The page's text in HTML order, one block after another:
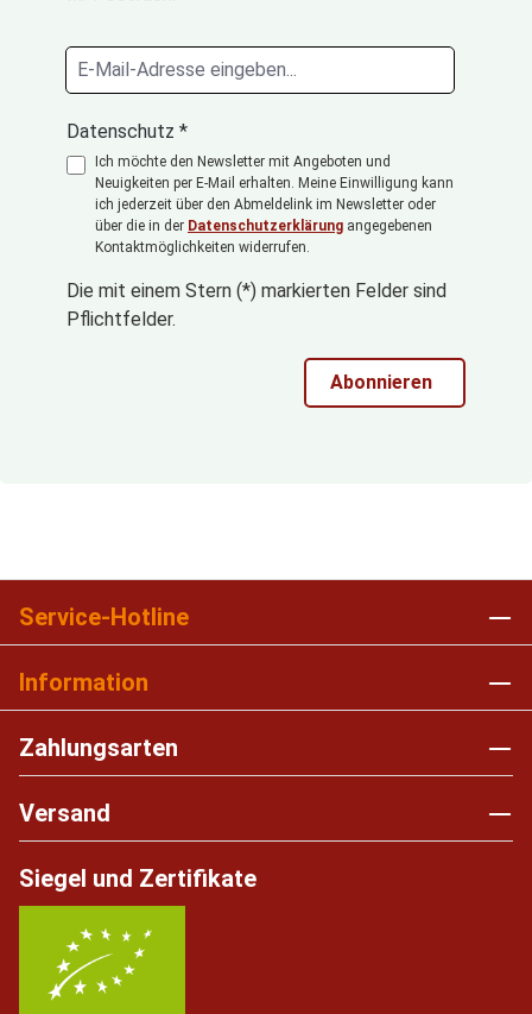
Datenschutz *
Ich möchte den Newsletter mit Angeboten und
Neuigkeiten per E-Mail erhalten. Meine Einwilligung kann
ich jederzeit über den Abmeldelink im Newsletter oder
über die in der Datenschutzerklärung angegebenen
Kontaktmöglichkeiten widerrufen.
Die mit einem Stern (*) markierten Felder sind
Pflichtfelder.
Abonnieren
Service-Hotline
Information
Zahlungsarten
Versand
Siegel und Zertifikate